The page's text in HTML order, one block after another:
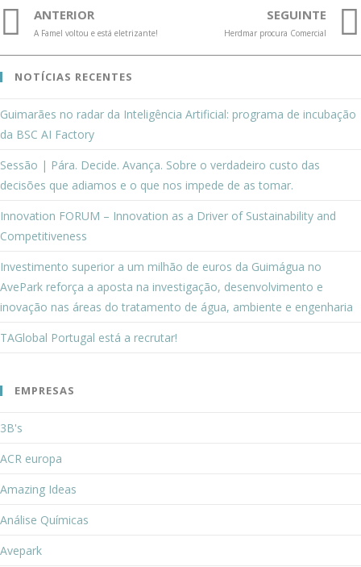
ANTERIOR
A Famel voltou e está eletrizante!
SEGUINTE
Herdmar procura Comercial
NOTÍCIAS RECENTES
Guimarães no radar da Inteligência Artificial: programa de incubação
da BSC AI Factory
Sessão | Pára. Decide. Avança. Sobre o verdadeiro custo das
decisões que adiamos e o que nos impede de as tomar.
Innovation FORUM – Innovation as a Driver of Sustainability and
Competitiveness
Investimento superior a um milhão de euros da Guimágua no
AvePark reforça a aposta na investigação, desenvolvimento e
inovação nas áreas do tratamento de água, ambiente e engenharia
TAGlobal Portugal está a recrutar!
EMPRESAS
3B's
ACR europa
Amazing Ideas
Análise Químicas
Avepark